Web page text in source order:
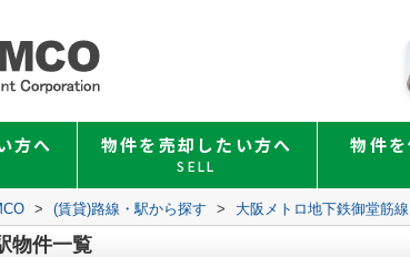
方へ 物件を売却したい方へ
SELL
物件
> (賃貸)路線・駅から探す > 大阪メトロ地下鉄御堂筋線
物件一覧